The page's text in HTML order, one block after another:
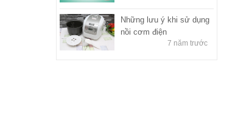
Những lưu ý khi sử dụng
nồi cơm điện
7 năm trước